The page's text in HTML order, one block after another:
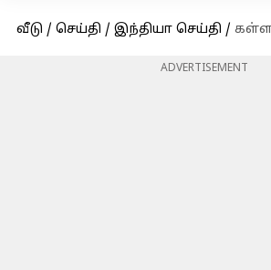
வீடு / செய்தி / இந்தியா செய்தி / கள்ளக்குறிச்சியில்
ADVERTISEMENT